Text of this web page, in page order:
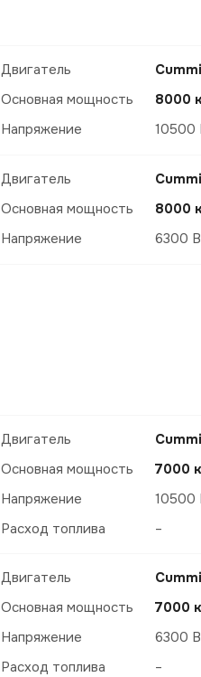
Двигатель
Основная мощность
8000
Напряжение
10500
Двигатель
Основная мощность
8000
Напряжение
6300 В
Двигатель
Основная мощность
7000
Напряжение
10500
Расход топлива
–
Двигатель
Основная мощность
7000
Напряжение
6300 В
Расход топлива
–